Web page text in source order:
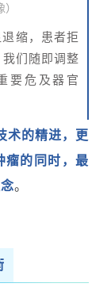
缩，患者拒
们随即调整
要危及器官
术的精进，更
瘤的同时，最
。